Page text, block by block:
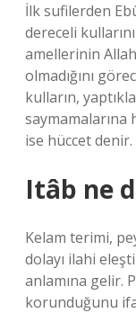
İlk sufilerden
dereceli
amellerinin
olmadığını
kulların,
saymamalarına
ise hüccet denir.
Itâb ne
Kelam terimi,
dolayı ilahi
anlamına gelir.
korunduğunu